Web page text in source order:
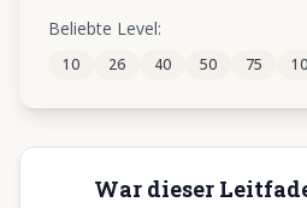
Beliebte Level:
10 26 40 50 75
War dieser